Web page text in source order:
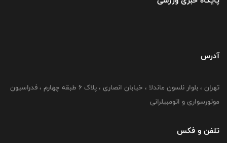
آدرس
تهران ، بلوار نلسون ماندلا ، خیابان انصاری ، پلاک ۶ طبقه چهارم ، فدراسیون
موتورسواری و اتومبیلرانی
تلفن و فکس